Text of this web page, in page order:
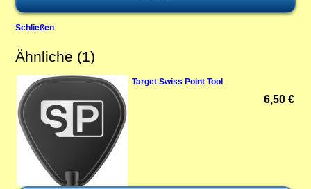
Schließen
Ähnliche (1)
Target Swiss Point Tool
6,50 €